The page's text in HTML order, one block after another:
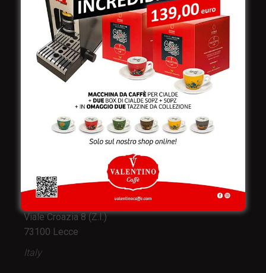
e produzione:
Viale Croazia 8 (Z.I.)
73100 Lecce
Italy